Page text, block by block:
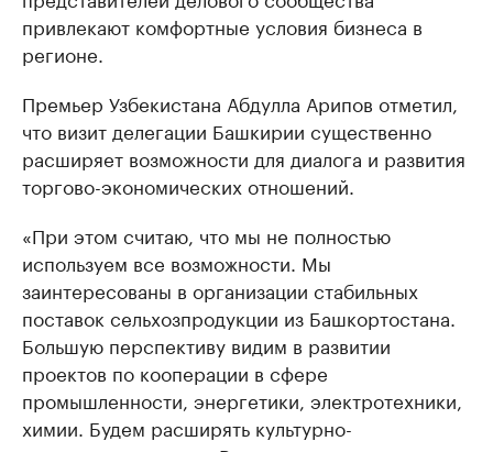
привлекают комфортные условия бизнеса в
регионе.
Премьер Узбекистана Абдулла Арипов отметил,
что визит делегации Башкирии существенно
расширяет возможности для диалога и развития
торгово-экономических отношений.
«При этом считаю, что мы не полностью
используем все возможности. Мы
заинтересованы в организации стабильных
поставок сельхозпродукции из Башкортостана.
Большую перспективу видим в развитии
проектов по кооперации в сфере
промышленности, энергетики, электротехники,
химии. Будем расширять культурно-